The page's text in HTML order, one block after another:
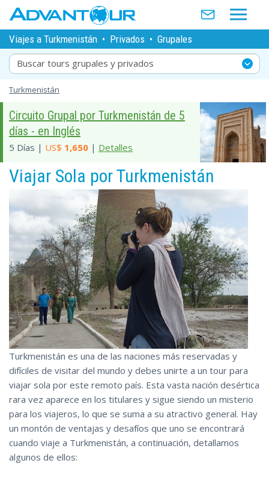
Viajes a Turkmenistán • Privados • Grupales
Buscar tours grupales y privados
Turkmenistán
Circuito Grupal por Turkmenistán de 5
días - en Inglés
5 Días | US$ 1,650 | Detalles
Viajar Sola por Turkmenistán
Turkmenistán es una de las naciones más reservadas y
difíciles de visitar del mundo y debes unirte a un tour para
viajar sola por este remoto país. Esta vasta nación desértica
rara vez aparece en los titulares y sigue siendo un misterio
para los viajeros, lo que se suma a su atractivo general. Hay
un montón de ventajas y desafíos que uno se encontrará
cuando viaje a Turkmenistán, a continuación, detallamos
algunos de ellos: